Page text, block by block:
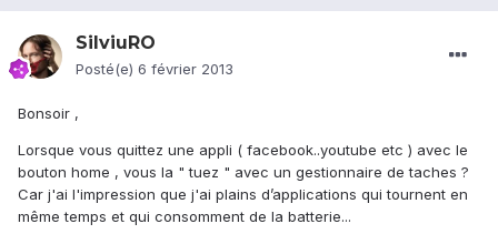
SilviuRO
Posté(e) 6 février 2013
Bonsoir ,
Lorsque vous quittez une appli ( facebook..youtube etc ) avec le
bouton home , vous la " tuez " avec un gestionnaire de taches ?
Car j'ai l'impression que j'ai plains d’applications qui tournent en
même temps et qui consomment de la batterie...